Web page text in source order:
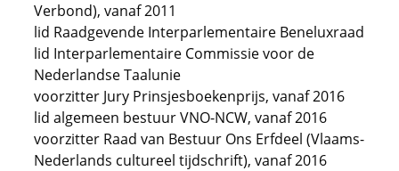
Verbond), vanaf 2011
lid Raadgevende Interparlementaire Beneluxraad
lid Interparlementaire Commissie voor de
Nederlandse Taalunie
voorzitter Jury Prinsjesboekenprijs, vanaf 2016
lid algemeen bestuur VNO-NCW, vanaf 2016
voorzitter Raad van Bestuur Ons Erfdeel (Vlaams-
Nederlands cultureel tijdschrift), vanaf 2016